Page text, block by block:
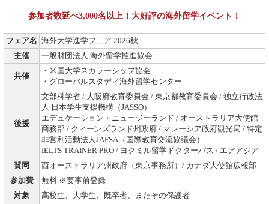
参加者数延べ3,000名以上！大好評の海外留学イベント！
フェア名 海外大学進学フェア 2026秋
主催
一般財団法人 海外留学推進協会
共催
・米国大学スカラーシップ協会
・グローバルスタディ海外留学センター
後援
文部科学省 / 大阪府教育委員会 / 東京都教育委員会 / 独立行政法
人 日本学生支援機構（JASSO）
エデュケーション・ニュージーランド / オーストラリア大使館
商務部 / クィーンズランド州政府 / マレーシア政府観光局 / 特定
非営利活動法人JAFSA（国際教育交流協議会）
IELTS TRAINER PRO / ヨクミル留学ドクターパス / エアアジア
賛同
西オーストラリア州政府（東京事務所）/ カナダ大使館広報部
参加費
無料 ※要事前登録
対象
高校生、大学生、既卒者、またその保護者